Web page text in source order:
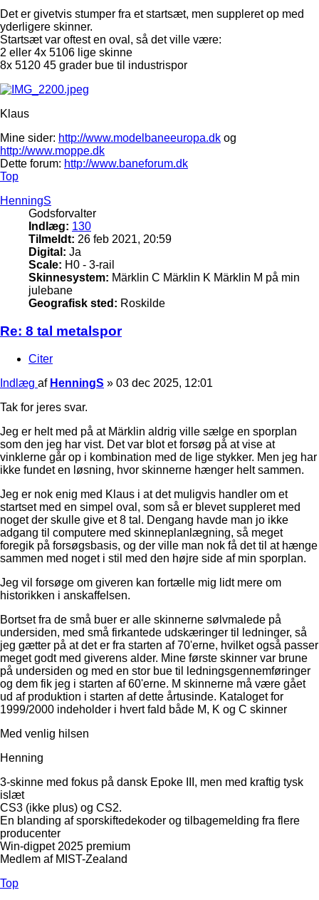
Det er givetvis stumper fra et startsæt, men suppleret op med
yderligere skinner.
Startsæt var oftest en oval, så det ville være:
2 eller 4x 5106 lige skinne
8x 5120 45 grader bue til industrispor
Klaus
Mine sider: http://www.modelbaneeuropa.dk og
http://www.moppe.dk
Dette forum: http://www.baneforum.dk
Top
HenningS
Godsforvalter
Indlæg: 130
Tilmeldt: 26 feb 2021, 20:59
Digital: Ja
Scale: H0 - 3-rail
Skinnesystem: Märklin C Märklin K Märklin M på min
julebane
Geografisk sted: Roskilde
Re: 8 tal metalspor
Citer
Indlæg af HenningS » 03 dec 2025, 12:01
Tak for jeres svar.
Jeg er helt med på at Märklin aldrig ville sælge en sporplan
som den jeg har vist. Det var blot et forsøg på at vise at
vinklerne går op i kombination med de lige stykker. Men jeg har
ikke fundet en løsning, hvor skinnerne hænger helt sammen.
Jeg er nok enig med Klaus i at det muligvis handler om et
startset med en simpel oval, som så er blevet suppleret med
noget der skulle give et 8 tal. Dengang havde man jo ikke
adgang til computere med skinneplanlægning, så meget
foregik på forsøgsbasis, og der ville man nok få det til at hænge
sammen med noget i stil med den højre side af min sporplan.
Jeg vil forsøge om giveren kan fortælle mig lidt mere om
historikken i anskaffelsen.
Bortset fra de små buer er alle skinnerne sølvmalede på
undersiden, med små firkantede udskæringer til ledninger, så
jeg gætter på at det er fra starten af 70'erne, hvilket også passer
meget godt med giverens alder. Mine første skinner var brune
på undersiden og med en stor bue til ledningsgennemføringer
og dem fik jeg i starten af 60'erne. M skinnerne må være gået
ud af produktion i starten af dette årtusinde. Kataloget for
1999/2000 indeholder i hvert fald både M, K og C skinner
Med venlig hilsen
Henning
3-skinne med fokus på dansk Epoke III, men med kraftig tysk
islæt
CS3 (ikke plus) og CS2.
En blanding af sporskiftedekoder og tilbagemelding fra flere
producenter
Win-digpet 2025 premium
Medlem af MIST-Zealand
Top